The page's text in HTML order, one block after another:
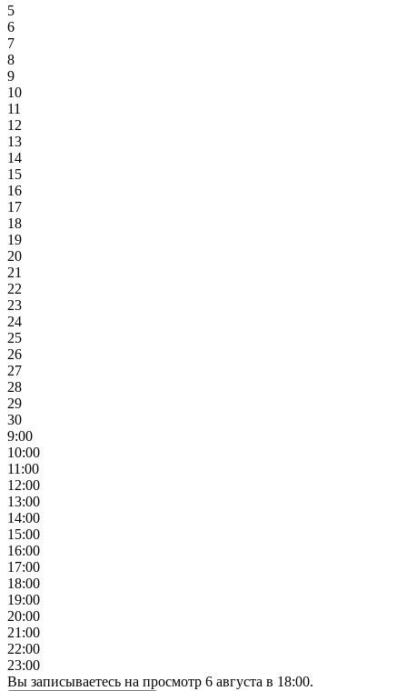
5
6
7
8
9
10
11
12
13
14
15
16
17
18
19
20
21
22
23
24
25
26
27
28
29
30
9:00
10:00
11:00
12:00
13:00
14:00
15:00
16:00
17:00
18:00
19:00
20:00
21:00
22:00
23:00
Вы записываетесь на просмотр 6 августа в 18:00.